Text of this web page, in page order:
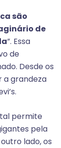
são
de
”. Essa
de
Desde os
a grandeza
permite
pela
lado, os